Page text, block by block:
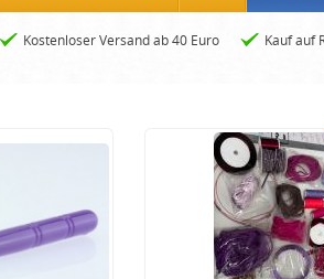
Kostenloser Versand ab 40 Euro Kauf auf